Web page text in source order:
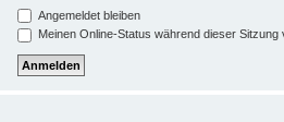
Angemeldet bleiben
Meinen Online-Status während dieser Sitzung